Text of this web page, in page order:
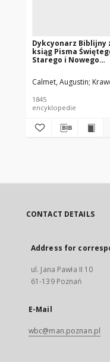
Dykcyonarz Biblijny
ksiąg Pisma
Starego i Nowego
Calmet, Augustin
1845
encyklopedie
CONTACT DETAILS
Address for
ul. Jana Pawła II 10
61-139 Poznań
E-Mail
wbc@man.poznan.pl